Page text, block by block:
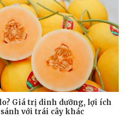
Giá trị dinh dưỡng, lợi ích
với trái cây khác